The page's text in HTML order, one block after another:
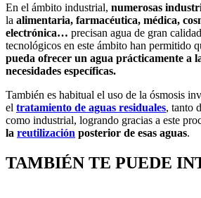
En el ámbito industrial, numerosas
la alimentaria, farmacéutica, médica,
electrónica… precisan agua de gran
tecnológicos en este ámbito han permitido
pueda ofrecer un agua prácticamente a
necesidades específicas.
También es habitual el uso de la ósmosis
el tratamiento de aguas residuales, tanto
como industrial, logrando gracias a este
la reutilización posterior de esas aguas.
TAMBIÉN TE PUEDE